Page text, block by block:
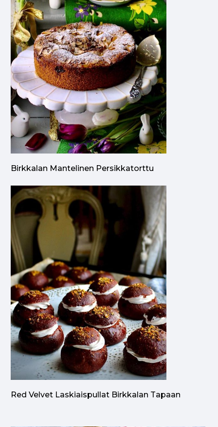
Birkkalan Mantelinen Persikkatorttu
Red Velvet Laskiaispullat Birkkalan Tapaan